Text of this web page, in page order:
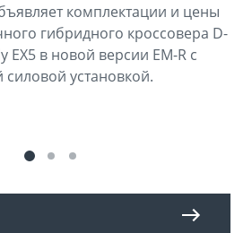
комплектации и цены
гибридного кроссовера D-
EX5 в новой версии EM-R с
силовой установкой.